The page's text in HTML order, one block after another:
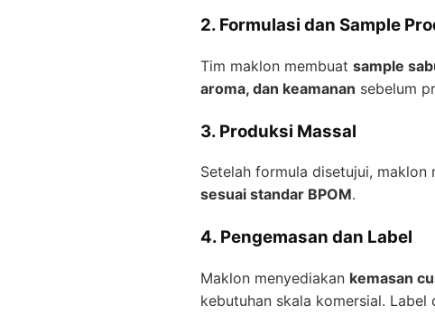
2. Formulasi dan Sample
Tim maklon membuat sample
aroma, dan keamanan sebelum
3. Produksi Massal
Setelah formula disetujui,
sesuai standar BPOM.
4. Pengemasan dan Label
Maklon menyediakan kemasan
kebutuhan skala komersial. Label